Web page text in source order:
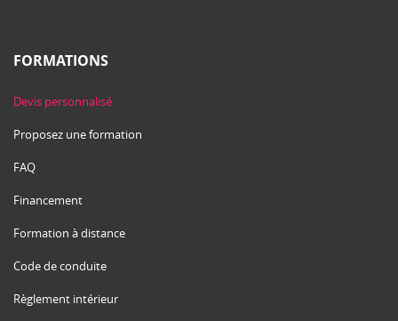
FORMATIONS
Devis personnalisé
Proposez une formation
FAQ
Financement
Formation à distance
Code de conduite
Règlement intérieur